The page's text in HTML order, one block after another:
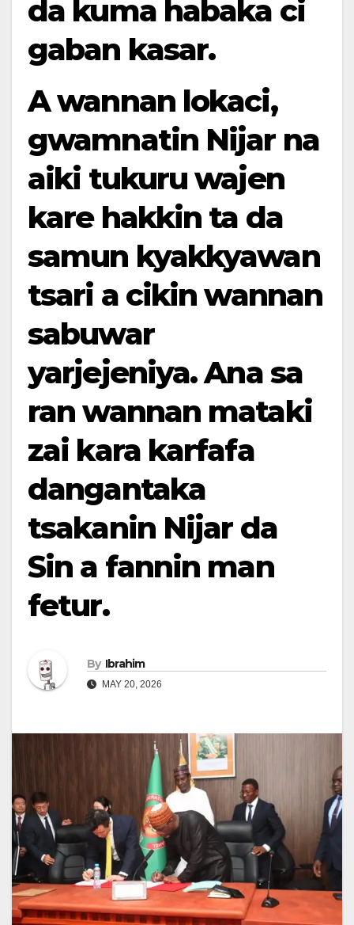
da kuma habaka ci
gaban kasar.
A wannan lokaci,
gwamnatin Nijar na
aiki tukuru wajen
kare hakkin ta da
samun kyakkyawan
tsari a cikin wannan
sabuwar
yarjejeniya. Ana sa
ran wannan mataki
zai kara karfafa
dangantaka
tsakanin Nijar da
Sin a fannin man
fetur.
By Ibrahim
MAY 20, 2026